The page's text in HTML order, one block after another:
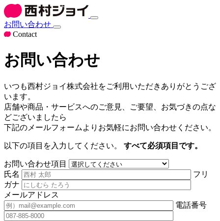
お問い合わせ
Contact
お問い合わせ
いつも西村ジョイ株式会社をご利用いただきありがとうござ
います。
店舗や商品・サービスへのご意見、ご要望、お気づきの点な
どございましたら
下記のメールフォームよりお気軽にお問い合わせください。
以下の項目を入力してください。 すべて必須項目です。
お問い合わせ項目
氏名
フリ
ガナ
メールアドレス
電話番号